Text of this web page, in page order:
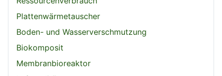
Plattenwärmetauscher
Boden- und Wasserverschmutzung
Biokomposit
Membranbioreaktor